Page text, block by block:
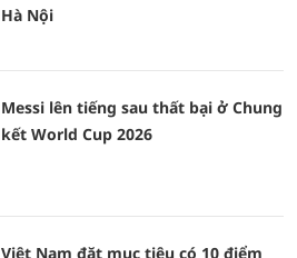
Hà Nội
Messi lên tiếng sau thất bại ở Chung
kết World Cup 2026
Việt Nam đặt mục tiêu có 10 điểm